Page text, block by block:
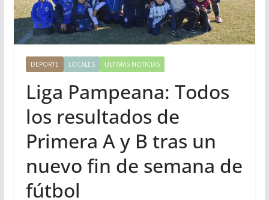
DEPORTE LOCALES ULTIMAS NOTICIAS
Liga Pampeana: Todos
los resultados de
Primera A y B tras un
nuevo fin de semana de
fútbol